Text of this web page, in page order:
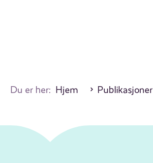
Du er her: Hjem Publikasjoner